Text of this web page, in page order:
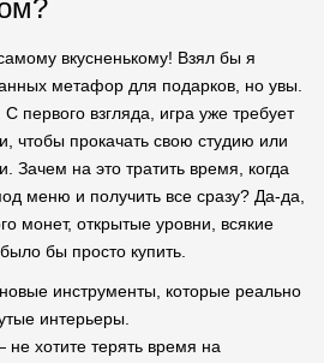
вкусненькому! Взял бы я
метафор для подарков, но увы.
первого взгляда, игра уже требует
чтобы прокачать свою студию или
Зачем на это тратить время, когда
меню и получить все сразу? Да-да,
монет, открытые уровни, всякие
бы просто купить.
инструменты, которые реально
интерьеры.
хотите терять время на